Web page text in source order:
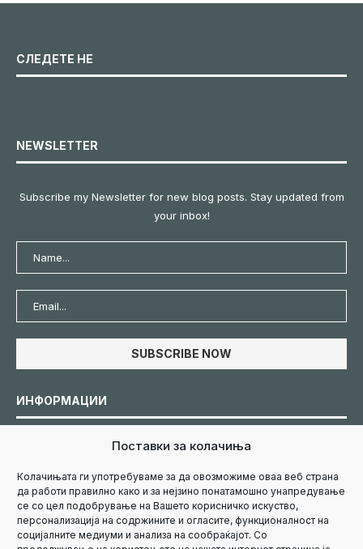
Поставки за колачиња
Колачињата ги употребуваме за да овозможиме оваа веб страна
да работи правилно како и за нејзино понатамошно унапредување
се со цел подобрување на Вашето корисничко искуство,
персонализација на содржините и огласите, функционалност на
социјалните медиуми и анализа на сообраќајот. Со
СЛЕДЕТЕ НЕ
NEWSLETTER
Subscribe my Newsletter for new blog posts. Stay updated from
your inbox!
ИНФОРМАЦИИ
Политика за приватност